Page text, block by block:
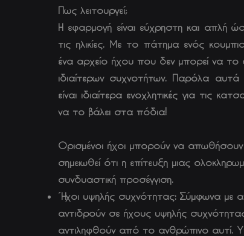
Πως λειτουργεί;
Η εφαρμογή είναι εύχρηστη και απλή
τις ηλικίες. Με το πάτημα ενός
ένα αρχείο ήχου που δεν μπορεί να το
ιδιαίτερων συχνοτήτων. Παρόλα
είναι ιδιαίτερα ενοχλητικές για τις
να το βάλει στα πόδια!
Ορισμένοι ήχοι μπορούν να απωθήσουν
σημειωθεί ότι η επίτευξη μιας
συνδυαστική προσέγγιση.
Ήχοι υψηλής συχνότητας: Σύμφωνα με
αντιδρούν σε ήχους υψηλής
αντιληφθούν από το ανθρώπινο αυτί.